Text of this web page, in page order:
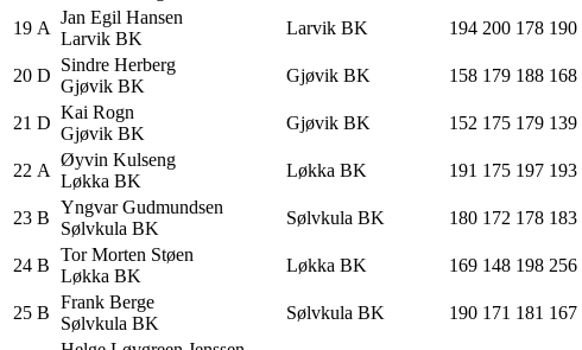
19 A
Jan Egil Hansen
Larvik BK
Larvik BK 194 200 178 190
20 D
Sindre Herberg
Gjøvik BK
Gjøvik BK 158 179 188 168
21 D
Kai Rogn
Gjøvik BK
Gjøvik BK 152 175 179 139
22 A
Øyvin Kulseng
Løkka BK
Løkka BK 191 175 197 193
23 B
Yngvar Gudmundsen
Sølvkula BK
Sølvkula BK 180 172 178 183
24 B
Tor Morten Støen
Løkka BK
Løkka BK 169 148 198 256
25 B
Frank Berge
Sølvkula BK
Sølvkula BK 190 171 181 167